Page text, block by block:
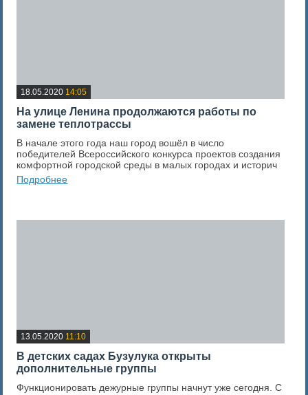
18.05.2020 14:05
На улице Ленина продолжаются работы по
замене теплотрассы
В начале этого года наш город вошёл в число
победителей Всероссийского конкурса проектов создания
комфортной городской среды в малых городах и историч
Подробнее
13.05.2020 11:10
В детских садах Бузулука открыты
дополнительные группы
Функционировать дежурные группы начнут уже сегодня. С